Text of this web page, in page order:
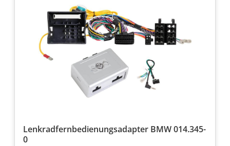
Lenkradfernbedienungsadapter BMW 014.345-
0